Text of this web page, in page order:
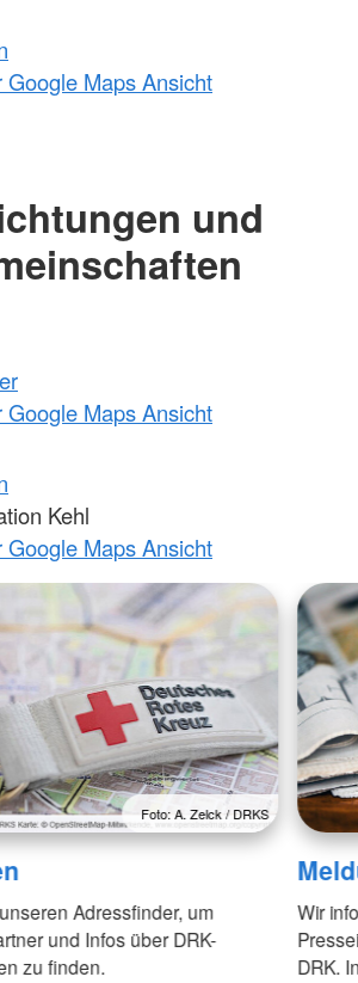
Google Maps Ansicht
und
Google Maps Ansicht
Kehl
Google Maps Ansicht
Foto: A. Zelck / DRKS
Adressfinder, um
und Infos über DRK-
zu finden.
Wir
DRK.